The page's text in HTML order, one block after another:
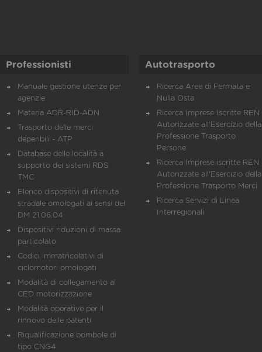
Professionisti
Manuale gestione utenze per
agenzie
Materia ADR-RID-ADN
Trasporto delle merci
deperibili - ATP
Database delle località a
supporto dei sistemi RDS
TMC
Elenco dispositivi di ritenuta
stradale omologati ai sensi del
DM 21.06.04
Dispositivi riduzioni di massa
particolato
Codici immatricolativi di
ciclomotori omologati
Modalità di collegamento al
CED motorizzazione
Modalità operative per il
rinnovo delle patenti
Riqualificazione bombole di
tipo CNG4
Autotrasporto
Ricerca Aree di Fermata e
Nulla Osta
Ricerca Imprese Iscritte REN
Autorizzate all'Esercizio della
Professione Trasporto
Persone
Ricerca Imprese iscritte REN
Autorizzate all'Esercizio della
Professione Trasporto Merci
Ricerca Servizi di Linea
Interregionali